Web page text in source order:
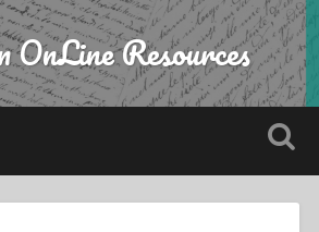
OnLine Resources